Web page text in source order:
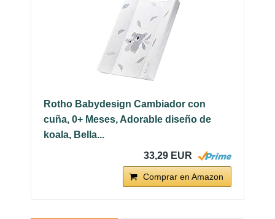
Rotho Babydesign Cambiador con
cuña, 0+ Meses, Adorable diseño de
koala, Bella...
33,29 EUR
Comprar en Amazon